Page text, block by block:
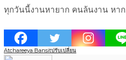
ทุกวันนี้งานหายาก คนล้นงาน หาก
Atchareeya Bansitปรับเปลี่ยน